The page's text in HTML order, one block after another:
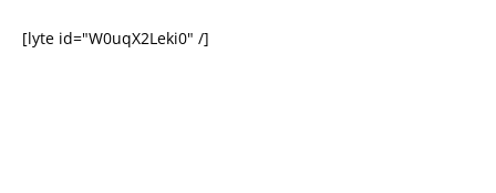
[lyte id="W0uqX2Leki0" /]